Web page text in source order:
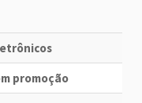
promoção